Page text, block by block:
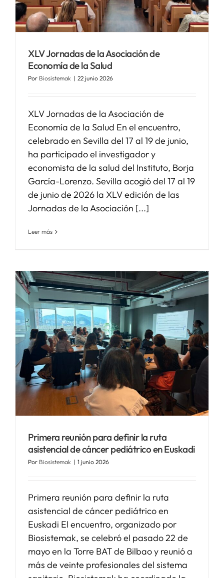
SERVICIOS
APOYO I+D+I
XLV Jornadas de la Asociación de
Economía de la Salud
Por Biosistemak | 22 junio 2026
XLV Jornadas de la Asociación de
Economía de la Salud En el encuentro,
celebrado en Sevilla del 17 al 19 de junio,
ha participado el investigador y
economista de la salud del Instituto, Borja
García-Lorenzo. Sevilla acogió del 17 al 19
de junio de 2026 la XLV edición de las
Jornadas de la Asociación [...]
Leer más
Primera reunión para definir la ruta
asistencial de cáncer pediátrico en Euskadi
Por Biosistemak | 1 junio 2026
Primera reunión para definir la ruta
asistencial de cáncer pediátrico en
Euskadi El encuentro, organizado por
Biosistemak, se celebró el pasado 22 de
mayo en la Torre BAT de Bilbao y reunió a
más de veinte profesionales del sistema